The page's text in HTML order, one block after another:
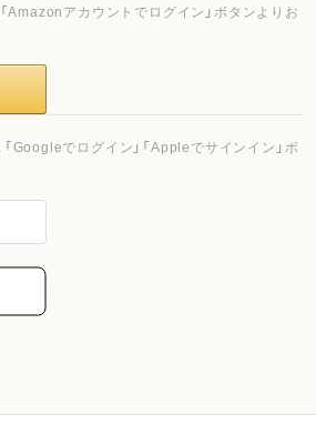
Googleでログイン」「Appleでサインイン」ボ
アカウントでログイン」ボタンよりお